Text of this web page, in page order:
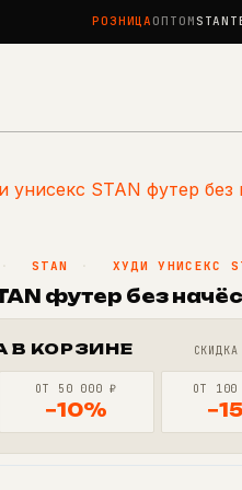
РОЗНИЦА ОПТОМ
унисекс STAN футер
· STAN · ХУДИ УНИСЕКС
футер без
В КОРЗИНЕ
ОТ 50 000 ₽
−10%
ОТ